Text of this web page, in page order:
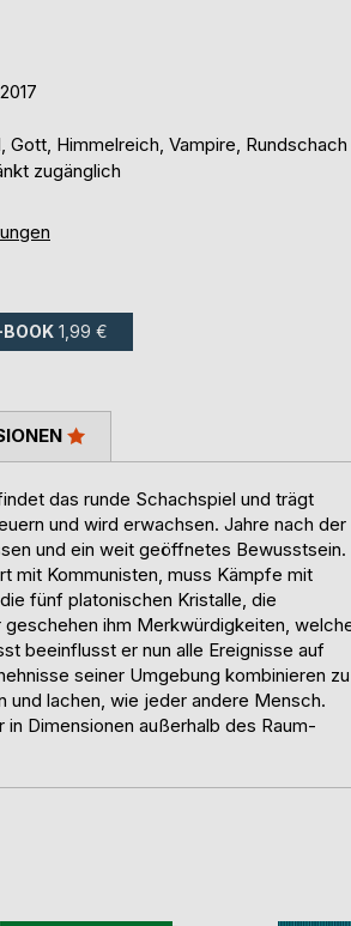
Gott, Himmelreich, Vampire, Rundschach
zugänglich
1,99 €
das runde Schachspiel und trägt
und wird erwachsen. Jahre nach der
und ein weit geöffnetes Bewusstsein.
mit Kommunisten, muss Kämpfe mit
fünf platonischen Kristalle, die
ihm Merkwürdigkeiten,
beeinflusst er nun alle Ereignisse auf
seiner Umgebung kombinieren zu
und lachen, wie jeder andere Mensch.
in Dimensionen außerhalb des Raum-